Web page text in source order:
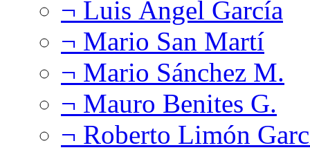
¬ Luis Ángel García
¬ Mario San Martí
¬ Mario Sánchez M.
¬ Mauro Benites G.
¬ Roberto Limón